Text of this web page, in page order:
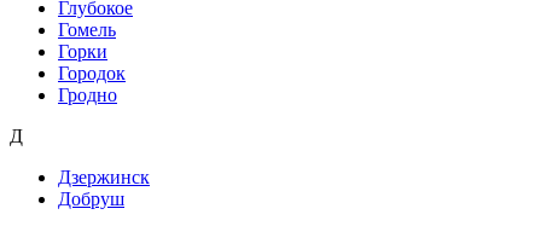
Глубокое
Гомель
Горки
Городок
Гродно
Д
Дзержинск
Добруш